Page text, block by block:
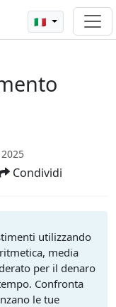
🇮🇹
Condividi
utilizzando
media
per il denaro
Confronta
le tue